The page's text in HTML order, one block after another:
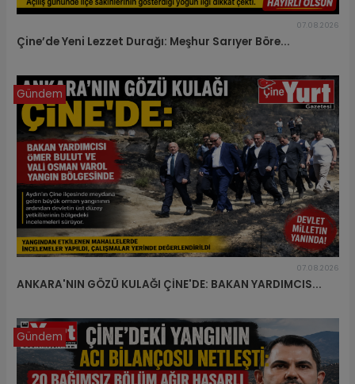
07.08.2026
Çine’de Yeni Lezzet Durağı: Meşhur Sarıyer Böre...
07.08.2026
ANKARA'NIN GÖZÜ KULAĞI ÇİNE'DE: BAKAN YARDIMCIS...
Gündem
Gündem